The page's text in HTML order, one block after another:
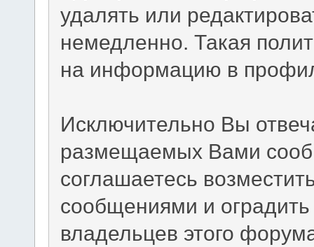
удалять или
немедленно. Такая
на информацию в
Исключительно Вы
размещаемых Вами
соглашаетесь
сообщениями и оградить
владельцев этого